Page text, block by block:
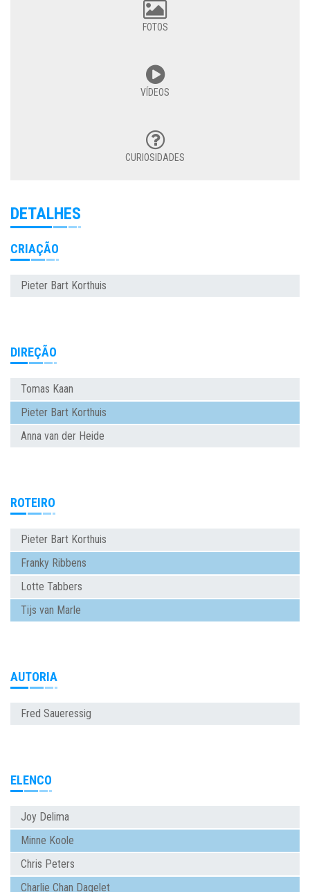
FOTOS
VÍDEOS
CURIOSIDADES
DETALHES
CRIAÇÃO
Pieter Bart Korthuis
DIREÇÃO
Tomas Kaan
Pieter Bart Korthuis
Anna van der Heide
ROTEIRO
Pieter Bart Korthuis
Franky Ribbens
Lotte Tabbers
Tijs van Marle
AUTORIA
Fred Saueressig
ELENCO
Joy Delima
Minne Koole
Chris Peters
Charlie Chan Dagelet